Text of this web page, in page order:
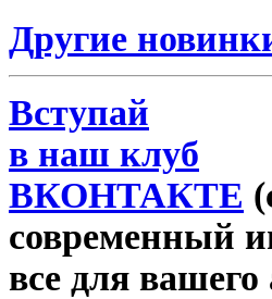
Другие
Вступай
в наш клуб
ВКОНТАКТЕ
современный
все для